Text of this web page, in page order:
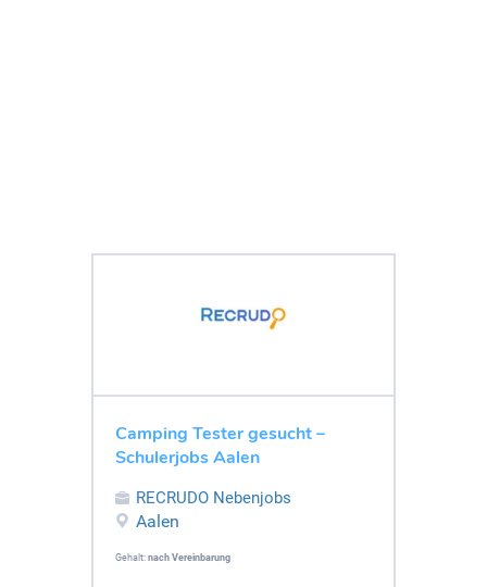
Camping Tester gesucht –
Schulerjobs Aalen
RECRUDO Nebenjobs
Aalen
Gehalt: nach Vereinbarung